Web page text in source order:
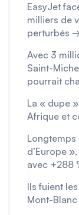
EasyJet
milliers de
perturbés
Avec 3
Saint-
pourrait
La « dupe
Afrique et
Longtemps
d’Europe
avec +288
Ils fuient
Mont-